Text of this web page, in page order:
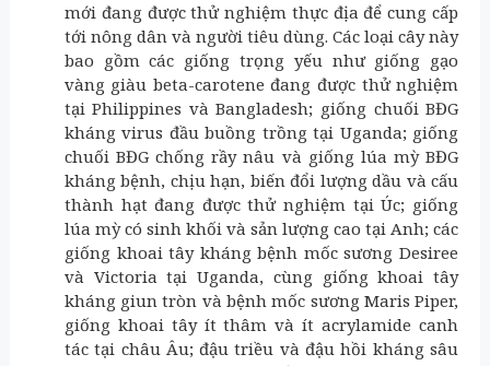
mới đang được thử nghiệm thực địa để cung cấp
tới nông dân và người tiêu dùng. Các loại cây này
bao gồm các giống trọng yếu như giống gạo
vàng giàu beta-carotene đang được thử nghiệm
tại Philippines và Bangladesh; giống chuối BĐG
kháng virus đầu buồng trồng tại Uganda; giống
chuối BĐG chống rầy nâu và giống lúa mỳ BĐG
kháng bệnh, chịu hạn, biến đổi lượng dầu và cấu
thành hạt đang được thử nghiệm tại Úc; giống
lúa mỳ có sinh khối và sản lượng cao tại Anh; các
giống khoai tây kháng bệnh mốc sương Desiree
và Victoria tại Uganda, cùng giống khoai tây
kháng giun tròn và bệnh mốc sương Maris Piper,
giống khoai tây ít thâm và ít acrylamide canh
tác tại châu Âu; đậu triều và đậu hồi kháng sâu